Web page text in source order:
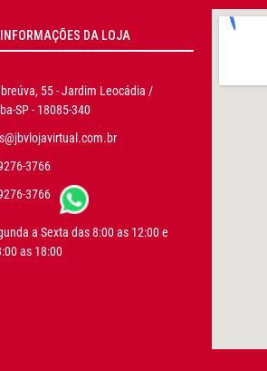
INFORMAÇÕES DA LOJA
55 - Jardim Leocádia /
SP - 18085-340
3766
3766
a Sexta das 8:00 as 12:00 e
as 18:00